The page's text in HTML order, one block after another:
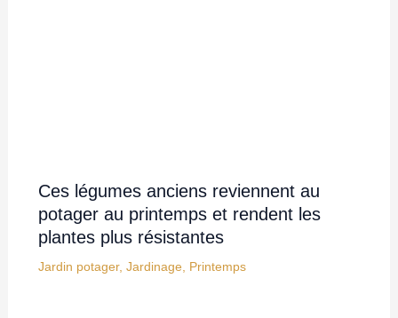
Ces légumes anciens reviennent au
potager au printemps et rendent les
plantes plus résistantes
Jardin potager, Jardinage, Printemps